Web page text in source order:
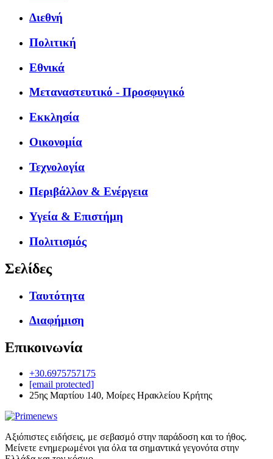
Διεθνή
Πολιτική
Εθνικά
Μεταναστευτικό - Προσφυγικό
Εκκλησία
Οικονομία
Τεχνολογία
Περιβάλλον & Ενέργεια
Υγεία & Επιστήμη
Πολιτισμός
Σελίδες
Ταυτότητα
Διαφήμιση
Επικοινωνία
+30.6975757175
[email protected]
25ης Μαρτίου 140, Μοίρες Ηρακλείου Κρήτης
Αξιόπιστες ειδήσεις, με σεβασμό στην παράδοση και το ήθος.
Μείνετε ενημερωμένοι για όλα τα σημαντικά γεγονότα στην